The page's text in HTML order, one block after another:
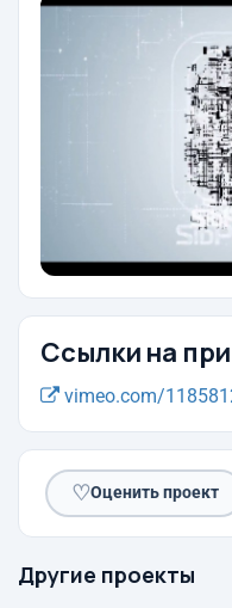
Ссылки на
vimeo.com/
♡Оценить проект
Другие проекты